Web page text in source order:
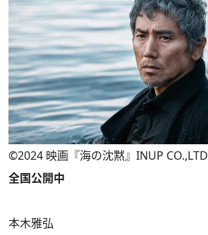
©2024 映画『海の沈黙』INUP CO.,LTD
全国公開中
本木雅弘